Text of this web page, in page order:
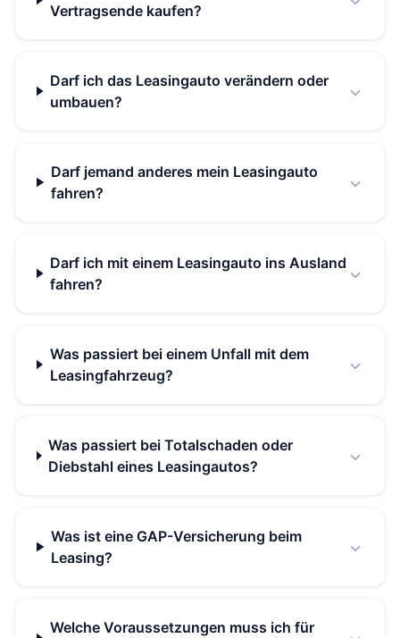
Vertragsende kaufen?
Darf ich das Leasingauto verändern oder
umbauen?
Darf jemand anderes mein Leasingauto
fahren?
Darf ich mit einem Leasingauto ins Ausland
fahren?
Was passiert bei einem Unfall mit dem
Leasingfahrzeug?
Was passiert bei Totalschaden oder
Diebstahl eines Leasingautos?
Was ist eine GAP-Versicherung beim
Leasing?
Welche Voraussetzungen muss ich für